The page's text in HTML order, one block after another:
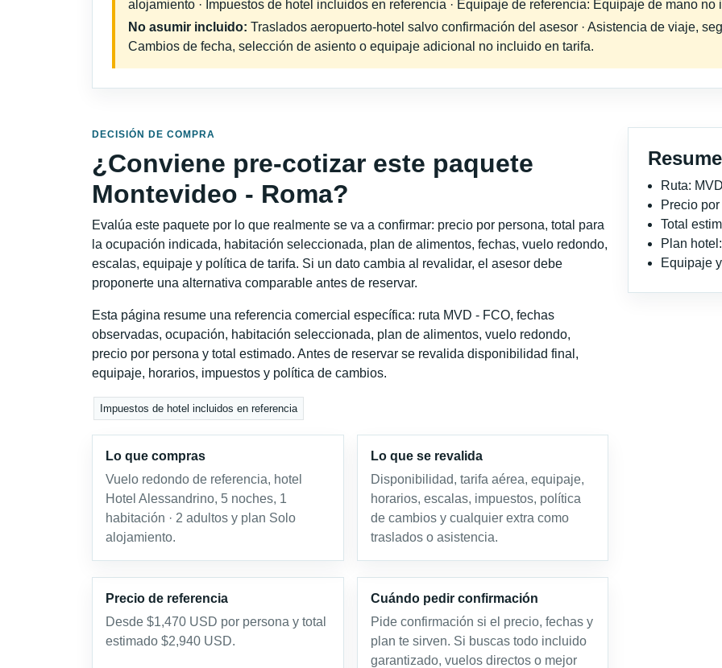
alojamiento · Impuestos de hotel incluidos en referencia · Equipaje de referencia: Equipaje de mano
No asumir incluido: Traslados aeropuerto-hotel salvo confirmación del asesor · Asistencia de viaje,
Cambios de fecha, selección de asiento o equipaje adicional no incluido en tarifa.
DECISIÓN DE COMPRA
¿Conviene pre-cotizar este paquete
Montevideo - Roma?
Evalúa este paquete por lo que realmente se va a confirmar: precio por persona, total para
la ocupación indicada, habitación seleccionada, plan de alimentos, fechas, vuelo redondo,
escalas, equipaje y política de tarifa. Si un dato cambia al revalidar, el asesor debe
proponerte una alternativa comparable antes de reservar.
Esta página resume una referencia comercial específica: ruta MVD - FCO, fechas
observadas, ocupación, habitación seleccionada, plan de alimentos, vuelo redondo,
precio por persona y total estimado. Antes de reservar se revalida disponibilidad final,
equipaje, horarios, impuestos y política de cambios.
Impuestos de hotel incluidos en referencia
Lo que compras
Vuelo redondo de referencia, hotel
Hotel Alessandrino, 5 noches, 1
habitación · 2 adultos y plan Solo
alojamiento.
Lo que se revalida
Disponibilidad, tarifa aérea, equipaje,
horarios, escalas, impuestos, política
de cambios y cualquier extra como
traslados o asistencia.
Precio de referencia
Desde $1,470 USD por persona y total
estimado $2,940 USD.
Cuándo pedir confirmación
Pide confirmación si el precio, fechas y
plan te sirven. Si buscas todo incluido
garantizado, vuelos directos o mejor
Ruta:
Precio
Total
Plan
Equipaje